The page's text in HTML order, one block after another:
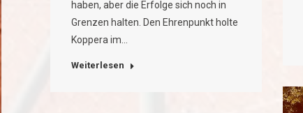
haben, aber die Erfolge sich noch in
Grenzen halten. Den Ehrenpunkt holte
Koppera im…
Weiterlesen